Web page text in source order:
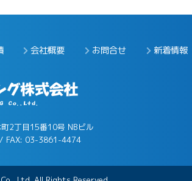
会社概要 お問合せ 新着情報
2丁目15番10号 NBビル
FAX: 03-3861-4474